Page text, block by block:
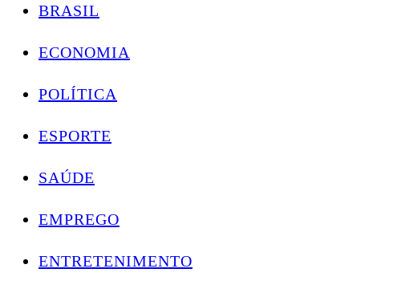
BRASIL
ECONOMIA
POLÍTICA
ESPORTE
SAÚDE
EMPREGO
ENTRETENIMENTO